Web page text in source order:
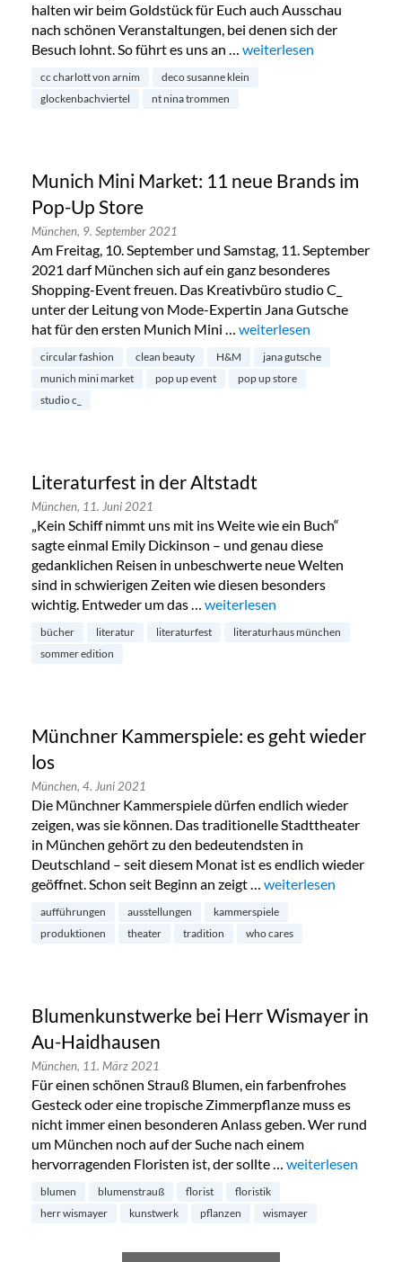
halten wir beim Goldstück für Euch auch Ausschau
nach schönen Veranstaltungen, bei denen sich der
Besuch lohnt. So führt es uns an … „Christmas-Shopping
weiterlesen
cc charlott von arnim
deco susanne klein
glockenbachviertel
nt nina trommen
Munich Mini Market: 11 neue Brands im
Pop-Up Store
München, 9. September 2021
Am Freitag, 10. September und Samstag, 11. September
2021 darf München sich auf ein ganz besonderes
Shopping-Event freuen. Das Kreativbüro studio C_
unter der Leitung von Mode-Expertin Jana Gutsche
hat für den ersten Munich Mini … „Munich Mini Market: 11
weiterlesen
circular fashion clean beauty H&M
jana gutsche
munich mini market
pop up event
pop up store
studio c_
Literaturfest in der Altstadt
München, 11. Juni 2021
„Kein Schiff nimmt uns mit ins Weite wie ein Buch“
sagte einmal Emily Dickinson – und genau diese
gedanklichen Reisen in unbeschwerte neue Welten
sind in schwierigen Zeiten wie diesen besonders
wichtig. Entweder um das … „Literaturfest in der Altstadt“
weiterlesen
bücher literatur literaturfest
literaturhaus münchen
sommer edition
Münchner Kammerspiele: es geht wieder
los
München, 4. Juni 2021
Die Münchner Kammerspiele dürfen endlich wieder
zeigen, was sie können. Das traditionelle Stadttheater
in München gehört zu den bedeutendsten in
Deutschland – seit diesem Monat ist es endlich wieder
geöffnet. Schon seit Beginn an zeigt … „Münchner
weiterlesen
aufführungen ausstellungen
kammerspiele
produktionen
theater tradition who cares
Blumenkunstwerke bei Herr Wismayer in
Au-Haidhausen
München, 11. März 2021
Für einen schönen Strauß Blumen, ein farbenfrohes
Gesteck oder eine tropische Zimmerpflanze muss es
nicht immer einen besonderen Anlass geben. Wer rund
um München noch auf der Suche nach einem
hervorragenden Floristen ist, der sollte … weiterlesen
blumen blumenstrauß florist
floristik
herr wismayer
kunstwerk pflanzen wismayer